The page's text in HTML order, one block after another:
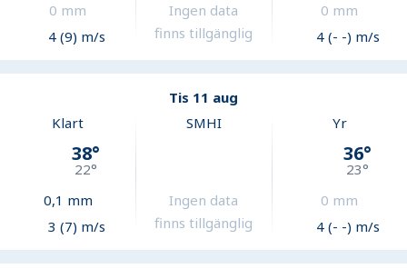
0 mm
4 (9) m/s
Ingen data
finns tillgänglig
0 mm
4 (- -) m/s
Tis 11 aug
Klart
38°
22°
0,1 mm
3 (7) m/s
SMHI
Ingen data
finns tillgänglig
Yr
36°
23°
0 mm
4 (- -) m/s